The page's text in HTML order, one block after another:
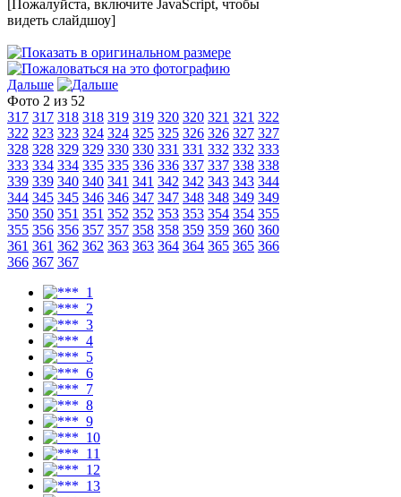
[Пожалуйста, включите JavaScript, чтобы
видеть слайдшоу]
Дальше
Фото 2 из 52
317 317 318 318 319 319 320 320 321 321 322
322 323 323 324 324 325 325 326 326 327 327
328 328 329 329 330 330 331 331 332 332 333
333 334 334 335 335 336 336 337 337 338 338
339 339 340 340 341 341 342 342 343 343 344
344 345 345 346 346 347 347 348 348 349 349
350 350 351 351 352 352 353 353 354 354 355
355 356 356 357 357 358 358 359 359 360 360
361 361 362 362 363 363 364 364 365 365 366
366 367 367